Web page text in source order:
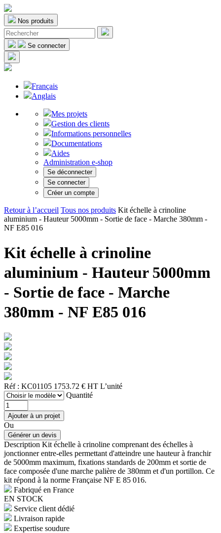
Nos produits
Se connecter
Français
Anglais
Mes projets
Gestion des clients
Informations personnelles
Documentations
Aides
Administration e-shop
Se déconnecter
Se connecter
Créer un compte
Retour à l’accueil Tous nos produits Kit échelle à crinoline
aluminium - Hauteur 5000mm - Sortie de face - Marche 380mm -
NF E85 016
Kit échelle à crinoline
aluminium - Hauteur 5000mm
- Sortie de face - Marche
380mm - NF E85 016
Réf : KC01105 1753.72 € HT L’unité
Quantité
Ou
Description Kit échelle à crinoline comprenant des échelles à
jonctionner entre-elles permettant d'atteindre une hauteur à franchir
de 5000mm maximum, fixations standards de 200mm et sortie de
face composée d'une marche palière de 380mm et d'un portillon. Ce
kit répond à la norme Française NF E 85 016.
Fabriqué en France
EN STOCK
Service client dédié
Livraison rapide
Expertise soudure